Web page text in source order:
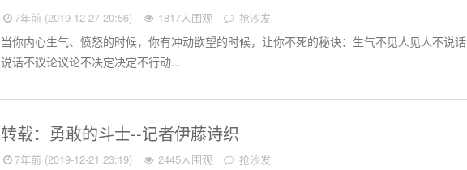
7年前 (2019-12-27 20:56) 1817人围观 抢沙发
当你内心生气、愤怒的时候，你有冲动欲望的时候，让你不死的秘诀：生气不见人见人不说话
说话不议论议论不决定决定不行动...
转载：勇敢的斗士--记者伊藤诗织
7年前 (2019-12-21 23:19) 2445人围观 抢沙发